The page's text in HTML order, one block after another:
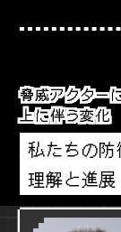
脅威アクター
上に伴う変化
私たちの
理解と進展